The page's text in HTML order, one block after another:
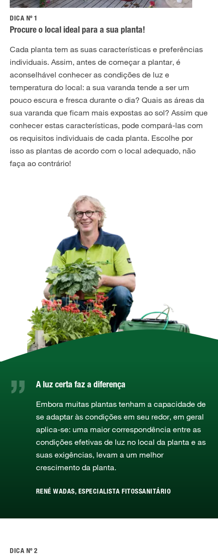
DICA Nº 1
Procure o local ideal para a sua planta!
Cada planta tem as suas características e preferências
individuais. Assim, antes de começar a plantar, é
aconselhável conhecer as condições de luz e
temperatura do local: a sua varanda tende a ser um
pouco escura e fresca durante o dia? Quais as áreas da
sua varanda que ficam mais expostas ao sol? Assim que
conhecer estas características, pode compará-las com
os requisitos individuais de cada planta. Escolhe por
isso as plantas de acordo com o local adequado, não
faça ao contrário!
A luz certa faz a diferença
Embora muitas plantas tenham a capacidade de
se adaptar às condições em seu redor, em geral
aplica-se: uma maior correspondência entre as
condições efetivas de luz no local da planta e as
suas exigências, levam a um melhor
crescimento da planta.
RENÉ WADAS, ESPECIALISTA FITOSSANITÁRIO
DICA Nº 2